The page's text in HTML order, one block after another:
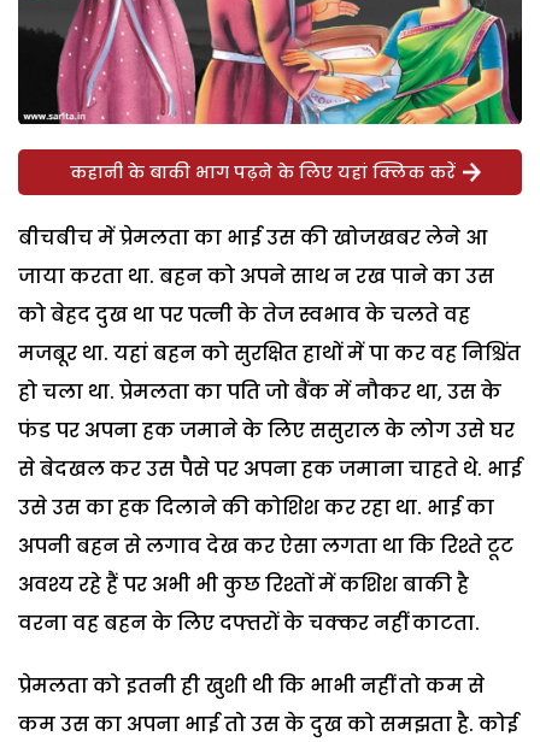
कहानी के बाकी भाग पढ़ने के लिए यहां क्लिक करें
बीचबीच में प्रेमलता का भाई उस की खोजखबर लेने आ
जाया करता था. बहन को अपने साथ न रख पाने का उस
को बेहद दुख था पर पत्नी के तेज स्वभाव के चलते वह
मजबूर था. यहां बहन को सुरक्षित हाथों में पा कर वह निश्चिंत
हो चला था. प्रेमलता का पति जो बैंक में नौकर था, उस के
फंड पर अपना हक जमाने के लिए ससुराल के लोग उसे घर
से बेदखल कर उस पैसे पर अपना हक जमाना चाहते थे. भाई
उसे उस का हक दिलाने की कोशिश कर रहा था. भाई का
अपनी बहन से लगाव देख कर ऐसा लगता था कि रिश्ते टूट
अवश्य रहे हैं पर अभी भी कुछ रिश्तों में कशिश बाकी है
वरना वह बहन के लिए दफ्तरों के चक्कर नहीं काटता.
प्रेमलता को इतनी ही खुशी थी कि भाभी नहीं तो कम से
कम उस का अपना भाई तो उस के दुख को समझता है. कोई